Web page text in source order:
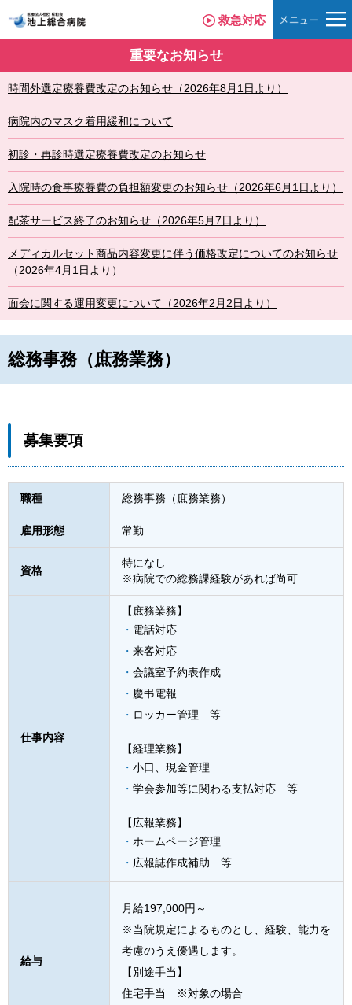
救急対応
重要なお知らせ
時間外選定療養費改定のお知らせ（2026年8月1日より）
病院内のマスク着用緩和について
初診・再診時選定療養費改定のお知らせ
入院時の食事療養費の負担額変更のお知らせ（2026年6月1日より）
配茶サービス終了のお知らせ（2026年5月7日より）
メディカルセット商品内容変更に伴う価格改定についてのお知らせ
（2026年4月1日より）
面会に関する運用変更について（2026年2月2日より）
総務事務（庶務業務）
募集要項
職種 総務事務（庶務業務）
雇用形態 常勤
資格
特になし
※病院での総務課経験があれば尚可
仕事内容
【庶務業務】
電話対応
来客対応
会議室予約表作成
慶弔電報
ロッカー管理 等
【経理業務】
小口、現金管理
学会参加等に関わる支払対応 等
【広報業務】
ホームページ管理
広報誌作成補助 等
給与
月給197,000円～
※当院規定によるものとし、経験、能力を
考慮のうえ優遇します。
【別途手当】
住宅手当 ※対象の場合